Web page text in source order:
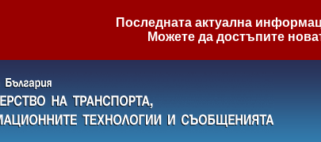
Последната актуална
Можете да достъпите